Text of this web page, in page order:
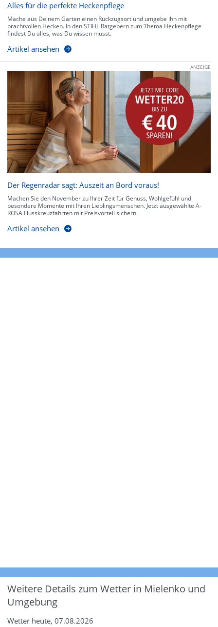
Alles für die perfekte Heckenpflege
Mache aus Deinem Garten einen Rückzugsort und umgebe ihn mit
prachtvollen Hecken. In den STIHL Ratgebern zum Thema Heckenpflege
findest Du alles, was Du wissen musst.
Artikel ansehen
ANZEIGE
Der Regenradar sagt: Auszeit an Bord voraus!
Machen Sie den November zu Ihrer Zeit für Genuss, Wohlgefühl und
besondere Momente mit Ihren Lieblingsmenschen. Jetzt ausgewählte A-
ROSA Flusskreuzfahrten mit Preisvorteil sichern.
Artikel ansehen
Weitere Details zum Wetter in Mielenko und
Umgebung
Wetter heute, 07.08.2026